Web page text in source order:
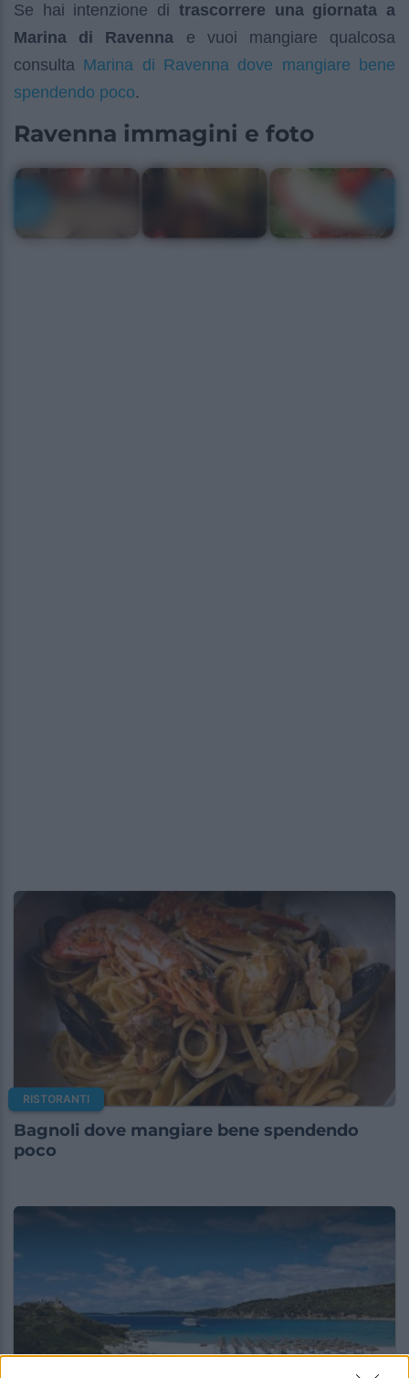
Se hai intenzione di trascorrere una giornata a
Marina di Ravenna e vuoi mangiare qualcosa
consulta Marina di Ravenna dove mangiare bene
spendendo poco.
Ravenna immagini e foto
RISTORANTI
Bagnoli dove mangiare bene spendendo
poco